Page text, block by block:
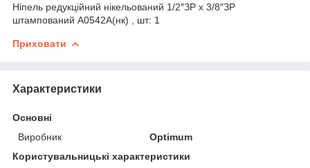
Ніпель редукційний нікельований 1/2″ЗР х 3/8″ЗР
штампований А0542А(нк) , шт: 1
Приховати
Характеристики
Основні
Виробник
Optimum
Користувальницькі характеристики